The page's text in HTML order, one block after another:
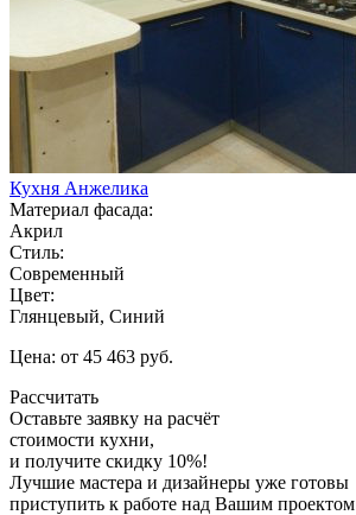
Кухня Анжелика
Материал фасада:
Акрил
Стиль:
Современный
Цвет:
Глянцевый, Синий
Цена: от 45 463 руб.
Рассчитать
Оставьте заявку на расчёт
стоимости кухни,
и получите скидку 10%!
Лучшие мастера и дизайнеры уже готовы
приступить к работе над Вашим проектом